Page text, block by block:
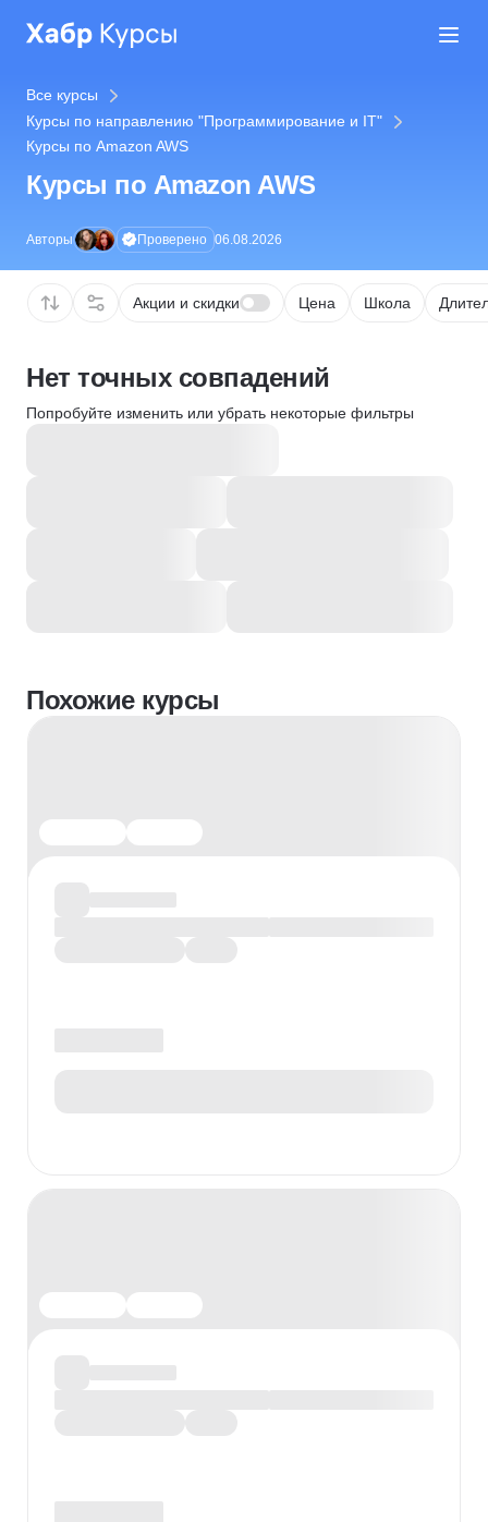
Все курсы
Курсы по направлению "Программирование и IT"
Курсы по Amazon AWS
Курсы по Amazon AWS
Авторы Проверено 06.08.2026
Акции и скидки Цена Школа
Нет точных совпадений
Попробуйте изменить или убрать некоторые фильтры
Похожие курсы